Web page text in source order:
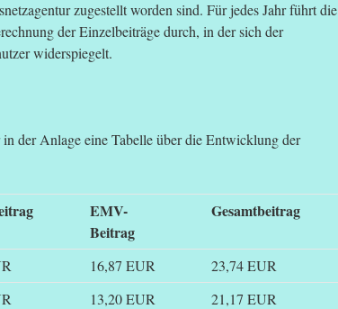
zugestellt worden sind. Für jedes Jahr führt die
der Einzelbeiträge durch, in der sich der
widerspiegelt.
der Anlage eine Tabelle über die Entwicklung der
EMV-
Beitrag
Gesamtbeitrag
16,87 EUR
23,74 EUR
13,20 EUR
21,17 EUR